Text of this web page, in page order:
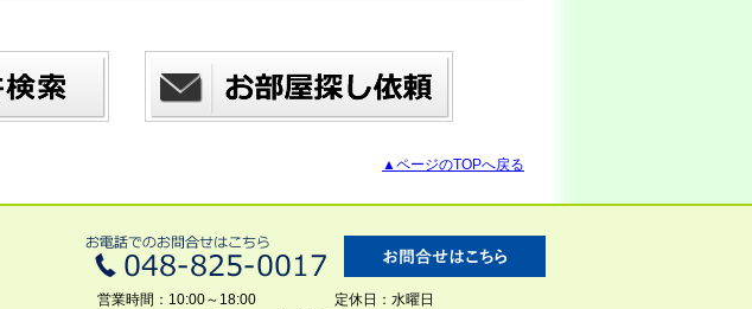
▲ページのTOPへ戻る
営業時間：10:00～18:00
定休日：水曜日